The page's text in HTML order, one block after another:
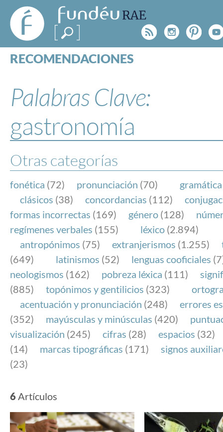
FundéuRAE
- Fundación
del Español
Urgente
Rss
RECOMENDACIONES
ESPECIALES
BLOG
NOTICIAS
FundéuRAE es una fundación patrocinada por la
y la Real Academia Española, cuyo objetivo es
el buen uso del español en los medios de
Internet.
Palabras Clave:
gastronomía
Otras categorías
fonética (72) pronunciación (70) gramática
clásicos (38) concordancias (112)
formas incorrectas (169) género (128)
regímenes verbales (155) léxico (2.894)
antropónimos (75) extranjerismos (1.255)
(649)
latinismos (52) lenguas cooficiales
neologismos (162) pobreza léxica (111)
(885)
topónimos y gentilicios (323)
acentuación y pronunciación (248)
errores
(352)
mayúsculas y minúsculas (420)
visualización (245) cifras (28) espacios (32)
(14)
marcas tipográficas (171)
signos
(23)
6Artículos